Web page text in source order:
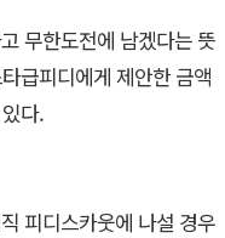
무한도전에 남겠다는 뜻
급피디에게 제안한 금액
다.
피디스카웃에 나설 경우